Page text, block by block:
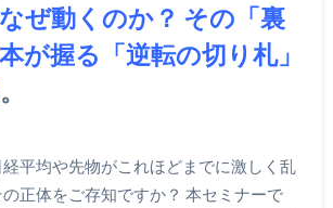
ぜ動くのか？ その「裏
が握る「逆転の切り札」
。
平均や先物がこれほどまでに激しく乱
正体をご存知ですか？ 本セミナーで